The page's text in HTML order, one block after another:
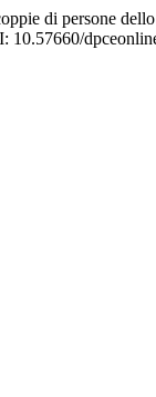
di persone
10.57660/